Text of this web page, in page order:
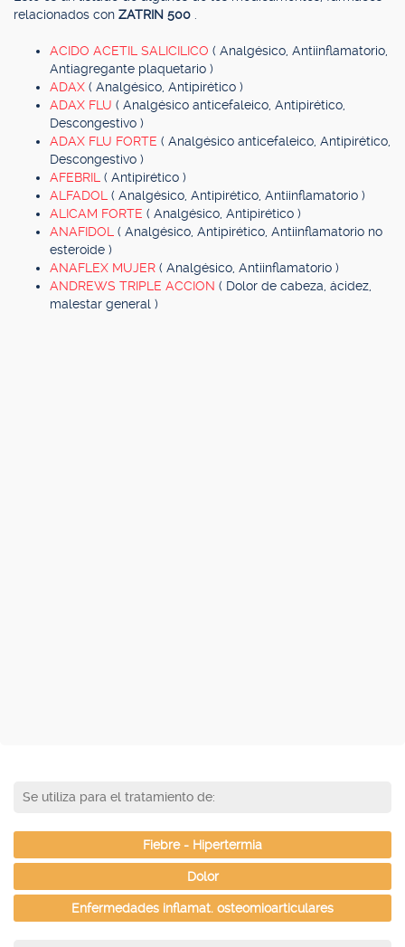
relacionados con ZATRIN 500
ACIDO ACETIL SALICILICO ( Analgésico, Antiinflamatorio,
Antiagregante plaquetario )
ADAX ( Analgésico, Antipirético )
ADAX FLU ( Analgésico anticefaleico, Antipirético,
Descongestivo )
ADAX FLU FORTE ( Analgésico anticefaleico, Antipirético,
Descongestivo )
AFEBRIL ( Antipirético )
ALFADOL ( Analgésico, Antipirético, Antiinflamatorio )
ALICAM FORTE ( Analgésico, Antipirético )
ANAFIDOL ( Analgésico, Antipirético, Antiinflamatorio no
esteroide )
ANAFLEX MUJER ( Analgésico, Antiinflamatorio )
ANDREWS TRIPLE ACCION ( Dolor de cabeza, ácidez,
malestar general )
Se utiliza para el tratamiento de:
Fiebre - Hipertermia
Dolor
Enfermedades inflamat. osteomioarticulares